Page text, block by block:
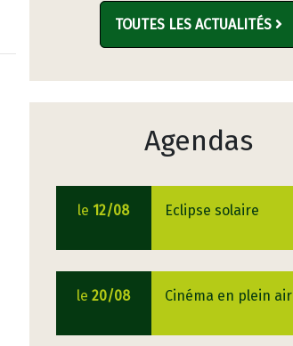
TOUTES LES ACTUALITÉS
Agendas
le 12/08 Eclipse solaire
le20/08 Cinéma en plein air